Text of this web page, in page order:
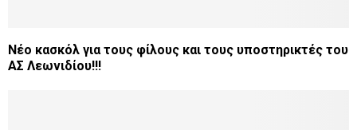
Νέο κασκόλ για τους φίλους και τους υποστηρικτές του
ΑΣ Λεωνιδίου!!!